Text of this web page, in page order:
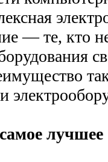
— те, кто
лучшее